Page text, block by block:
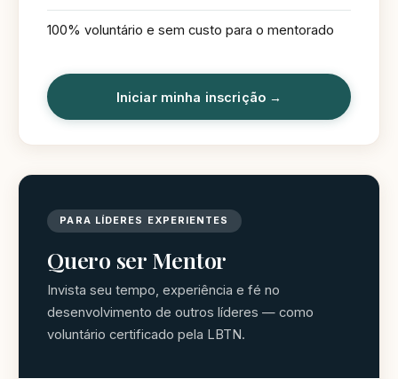
100% voluntário e sem custo para o mentorado
Iniciar minha inscrição →
PARA LÍDERES EXPERIENTES
Quero ser Mentor
Invista seu tempo, experiência e fé no
desenvolvimento de outros líderes — como
voluntário certificado pela LBTN.